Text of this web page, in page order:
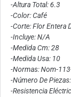
-Altura Total: 6.3
-Color: Café
-Corte: Flor Entera
-Incluye: N/A
-Medida Cm: 28
-Medida Usa: 10
-Normas: Nom-
-Número De
-Resistencia